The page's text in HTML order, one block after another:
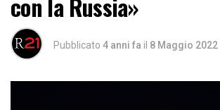
con la Russia»
Pubblicato 4 anni fa il 8 Maggio 2022